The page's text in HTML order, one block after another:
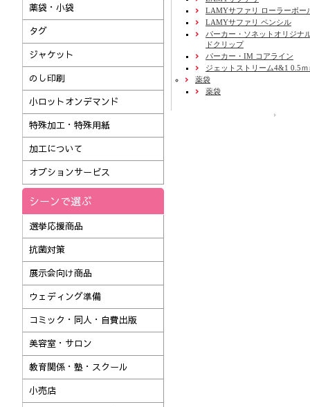
薬袋・小袋
タグ
ジャケット
のし印刷
小ロットオンデマンド
特殊加工・特殊用紙
加工について
オプションサービス
シーンで選ぶ
選挙応援商品
抗菌対策
展示会向け商品
ウェディング準備
コミック・同人・自費出版
美容室・サロン
教育関係・塾・スクール
小売店
LAMYサファリ ローラーボー
LAMYサファリ ペンシル
パーカー・ソネットオリジナ
ドクリップ
パーカー・IM コアライン
ジェットストリーム4&1 0.5ｍ
薬袋
薬袋